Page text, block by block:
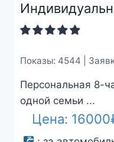
Показы: 4544 |
Персональная 8-
одной семьи ...
Цена: 16000